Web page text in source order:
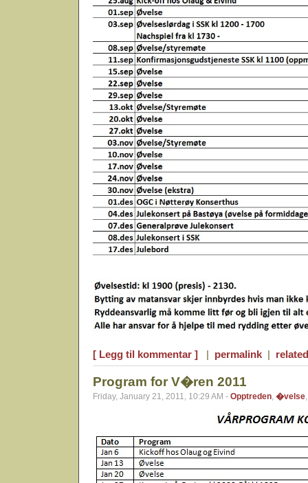
[ Legg til kommentar ] | permalink |
Program for V�ren 2011
Friday, January 21, 2011, 10:29 AM - Opptreden, �velse